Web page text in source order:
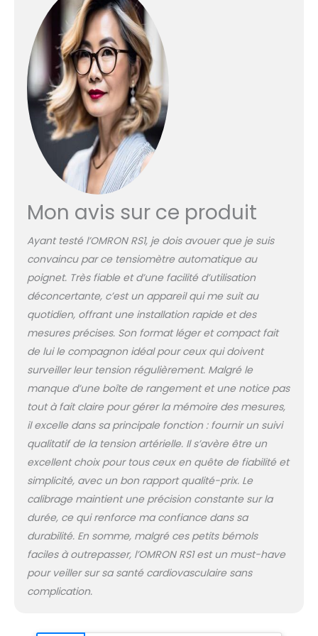
PAR LA MARQUE NUMÉRO
CARDIOLOGUES :
L'appareil tension
OMRON RS1 est un
tensiomètre au poignet
cliniquement validé DES
RÉSULTATS ACCESSIBLES :
Surveillez votre santé
cardiovasculaire en
toute simplicité où que
compact. Obtenez des
lectures fiables et
précises IDÉAL POUR UNE
UTILISATION À LA
MAISON : positionnez le
brassard portable du
tensiomètre autour de
votre poignet et alignez
votre poignet à
hauteur de votre cœur
pour des lectures
précises SURVEILLEZ
VOTRE SANTÉ TOUT AU
LONG DE LA JOURNÉE :
Grâce à sa taille réduite
et à sa compacité,
vous pouvez emmener
le RS1 avec vous et
surveiller votre tension
artérielle au quotidien
Mon avis sur ce produit
Ayant testé l’OMRON RS1, je dois avouer que je suis
convaincu par ce tensiomètre automatique au
poignet. Très fiable et d’une facilité d’utilisation
déconcertante, c’est un appareil qui me suit au
quotidien, offrant une installation rapide et des
mesures précises. Son format léger et compact fait
de lui le compagnon idéal pour ceux qui doivent
surveiller leur tension régulièrement. Malgré le
manque d’une boîte de rangement et une notice pas
tout à fait claire pour gérer la mémoire des mesures,
il excelle dans sa principale fonction : fournir un suivi
qualitatif de la tension artérielle. Il s’avère être un
excellent choix pour tous ceux en quête de fiabilité et
simplicité, avec un bon rapport qualité-prix. Le
calibrage maintient une précision constante sur la
durée, ce qui renforce ma confiance dans sa
durabilité. En somme, malgré ces petits bémols
faciles à outrepasser, l’OMRON RS1 est un must-have
pour veiller sur sa santé cardiovasculaire sans
complication.